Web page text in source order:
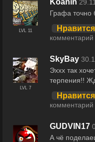
LVL 11
Koanin
Графа точно
комментарий
LVL 7
SkyBay
Эххх так
терпения!!
комментарий
GUDVIN17
А чё